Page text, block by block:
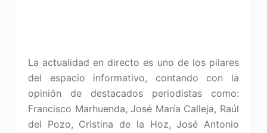
La actualidad en directo es uno de los pilares
del espacio informativo, contando con la
opinión de destacados periodistas como:
Francisco Marhuenda, José María Calleja, Raúl
del Pozo, Cristina de la Hoz, José Antonio